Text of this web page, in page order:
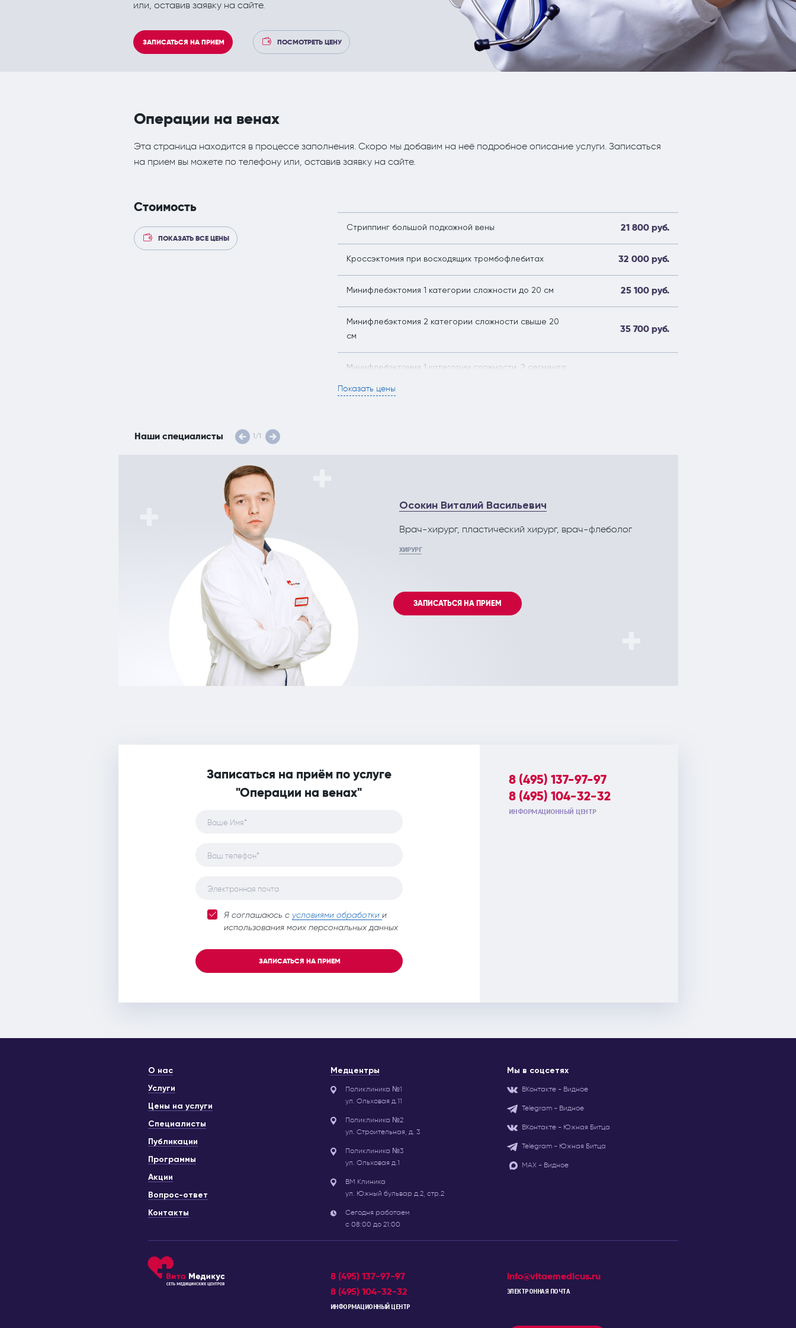
Кардиология
Кинезитерапия (ЛФК)
Колопроктология
Неврология
Нефрология
Рефлекторная терапия (рефлексотерапия)
Терапия
Травматология и ортопедия
Хирургия
Инъекционные эстетические процедуры Корректировка жировых отложений липолитиками
или, оставив заявку на сайте.
ЗАПИСАТЬСЯ НА ПРИЕМ ПОСМОТРЕТЬ ЦЕНУ
Операции на венах
Эта страница находится в процессе заполнения. Скоро мы добавим на неё подробное описание услуги. Записаться
на прием вы можете по телефону или, оставив заявку на сайте.
Стоимость
ПОКАЗАТЬ ВСЕ ЦЕНЫ
Стриппинг большой подкожной вены 21 800 руб.
Кроссэктомия при восходящих тромбофлебитах 32 000 руб.
Минифлебэктомия 1 категории сложности до 20 см 25 100 руб.
Минифлебэктомия 2 категории сложности свыше 20
см
35 700 руб.
Минифлебэктомия 1 категории сложности, 2 сегмента
свободным кожным лоскутом (1% площади тела) без
Кроссэктомия (перевязка большой подкожной вены у
Показать цены
Наши специалисты 1 /1
Осокин Виталий Васильевич
Врач-хирург, пластический хирург, врач-флеболог
ХИРУРГ
ЗАПИСАТЬСЯ НА ПРИЕМ
Записаться на приём по услуге
"Операции на венах"
Ваше Имя*
Ваш телефон*
Электронная почта
Я соглашаюсь с условиями обработки и
использования моих персональных данных
ЗАПИСАТЬСЯ НА ПРИЕМ
8 (495) 137-97-97
8 (495) 104-32-32
ИНФОРМАЦИОННЫЙ ЦЕНТР
О нас
Услуги
Цены на услуги
Специалисты
Публикации
Программы
Акции
Вопрос-ответ
Контакты
Медцентры
Поликлиника №1
ул. Ольховая д.11
Поликлиника №2
ул. Строительная, д. 3
Поликлиника №3
ул. Ольховая д.1
ВМ Клиника
ул. Южный бульвар д.2, стр.2
Сегодня работаем
с 08:00 до 21:00
Мы в соцсетях
ВКонтакте - Видное
Telegram - Видное
ВКонтакте - Южная Битца
Telegram - Южная Битца
МАХ - Видное
info@vitaemedicus.ru
ЭЛЕКТРОННАЯ ПОЧТА
8 (495) 137-97-97
8 (495) 104-32-32
ИНФОРМАЦИОННЫЙ ЦЕНТР